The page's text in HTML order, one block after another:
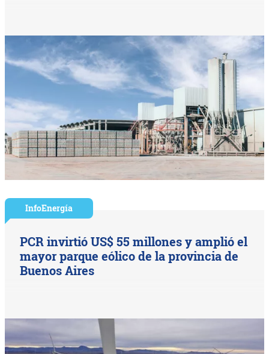
InfoEnergía
PCR invirtió US$ 55 millones y amplió el
mayor parque eólico de la provincia de
Buenos Aires